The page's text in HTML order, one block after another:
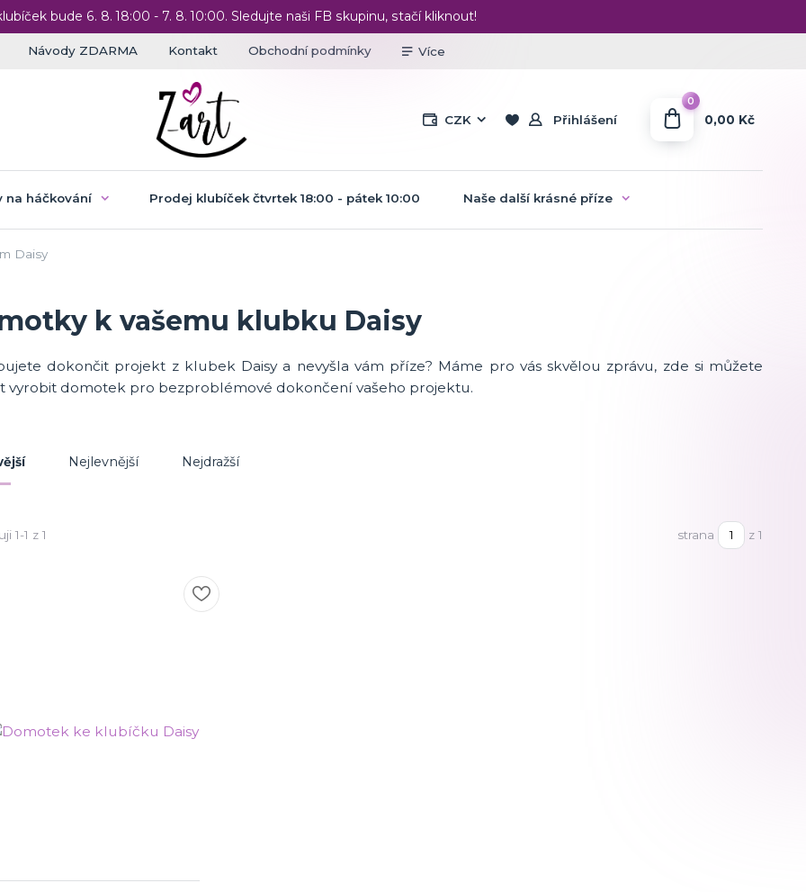
bude 6. 8. 18:00 - 7. 8. 10:00. Sledujte naši FB skupinu, stačí kliknout!
Návody ZDARMA Kontakt Obchodní podmínky Více
CZK Přihlášení
0
0,00 Kč
na háčkování Prodej klubíček čtvrtek 18:00 - pátek 10:00 Naše další krásné příze
Daisy
k vašemu klubku Daisy
dokončit projekt z klubek Daisy a nevyšla vám příze? Máme pro vás skvělou zprávu, zde si můžete
vyrobit domotek pro bezproblémové dokončení vašeho projektu.
Nejlevnější Nejdražší
1-1 z 1 strana z 1